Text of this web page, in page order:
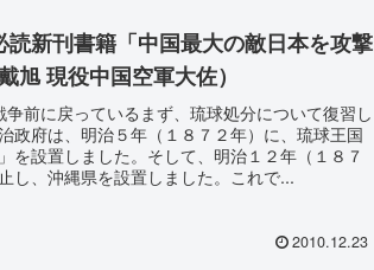
新刊書籍「中国最大の敵日本を攻撃
旭 現役中国空軍大佐）
前に戻っているまず、琉球処分について復習し
政府は、明治５年（１８７２年）に、琉球王国
を設置しました。そして、明治１２年（１８７
し、沖縄県を設置しました。これで...
2010.12.23